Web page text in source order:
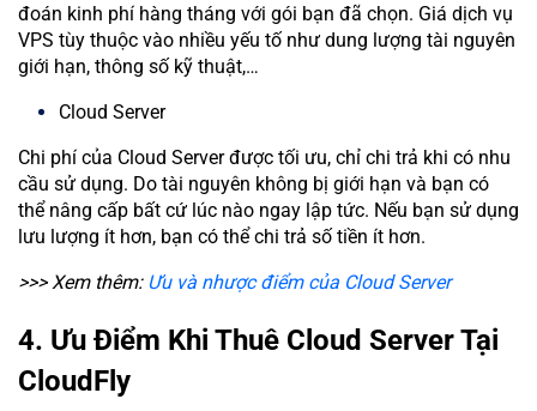
đoán kinh phí hàng tháng với gói bạn đã chọn. Giá dịch vụ
VPS tùy thuộc vào nhiều yếu tố như dung lượng tài nguyên
giới hạn, thông số kỹ thuật,…
Cloud Server
Chi phí của Cloud Server được tối ưu, chỉ chi trả khi có nhu
cầu sử dụng. Do tài nguyên không bị giới hạn và bạn có
thể nâng cấp bất cứ lúc nào ngay lập tức. Nếu bạn sử dụng
lưu lượng ít hơn, bạn có thể chi trả số tiền ít hơn.
>>> Xem thêm: Ưu và nhược điểm của Cloud Server
4. Ưu Điểm Khi Thuê Cloud Server Tại
CloudFly